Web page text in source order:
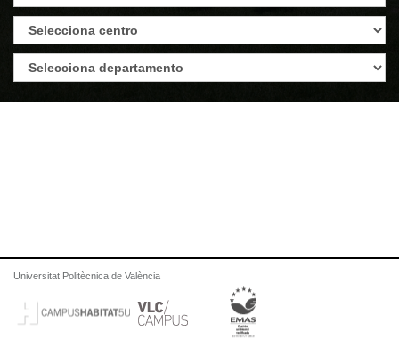
Universitat Politècnica de València